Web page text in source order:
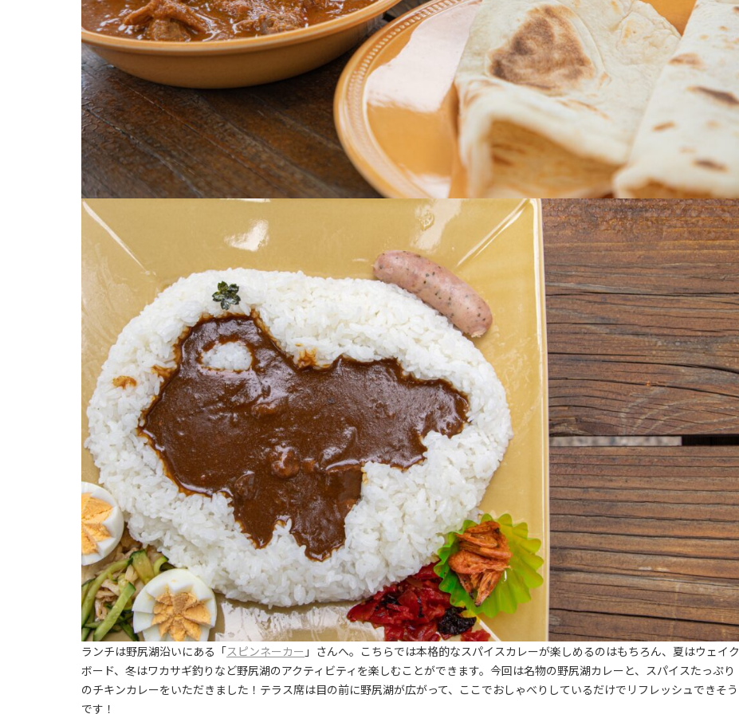
ランチは野尻湖沿いにある「スピンネーカー 」さんへ。こちらでは本格的なスパイスカレーが楽しめるのはもちろん、夏はウェイク
ボード、冬はワカサギ釣りなど野尻湖のアクティビティを楽しむことができます。今回は名物の野尻湖カレーと、スパイスたっぷり
のチキンカレーをいただきました！テラス席は目の前に野尻湖が広がって、ここでおしゃべりしているだけでリフレッシュできそう
です！